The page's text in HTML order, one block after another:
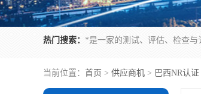
热门搜索：
当前位置： 首页 > 供应商机 > 巴西NR认证